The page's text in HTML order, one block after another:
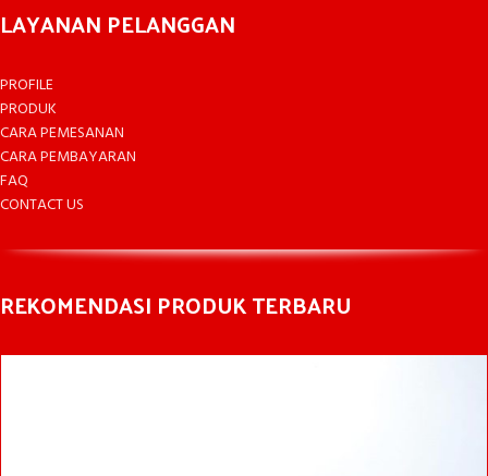
LAYANAN PELANGGAN
PROFILE
PRODUK
CARA PEMESANAN
CARA PEMBAYARAN
FAQ
CONTACT US
REKOMENDASI PRODUK TERBARU